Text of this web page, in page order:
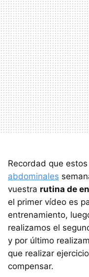
Recordad que
abdominales
vuestra rutina de
el primer vídeo es
entrenamiento,
realizamos el
y por último
que realizar
compensar.